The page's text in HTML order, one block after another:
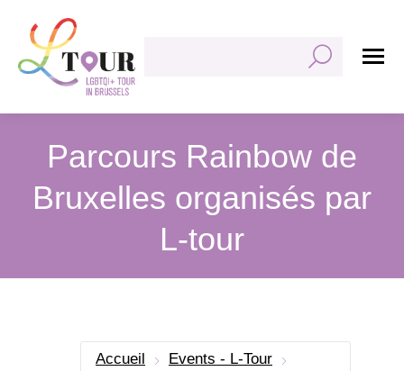
Parcours Rainbow de
Bruxelles organisés par
L-tour
Accueil
Events - L-Tour